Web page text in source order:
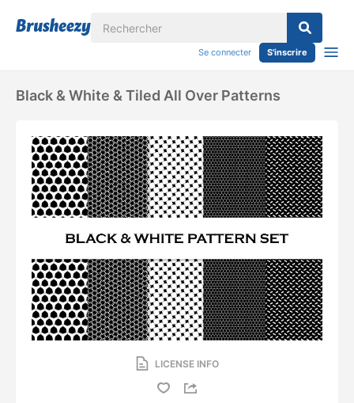
Se connecter S'inscrire
Black & White & Tiled All Over Patterns
LICENSE INFO